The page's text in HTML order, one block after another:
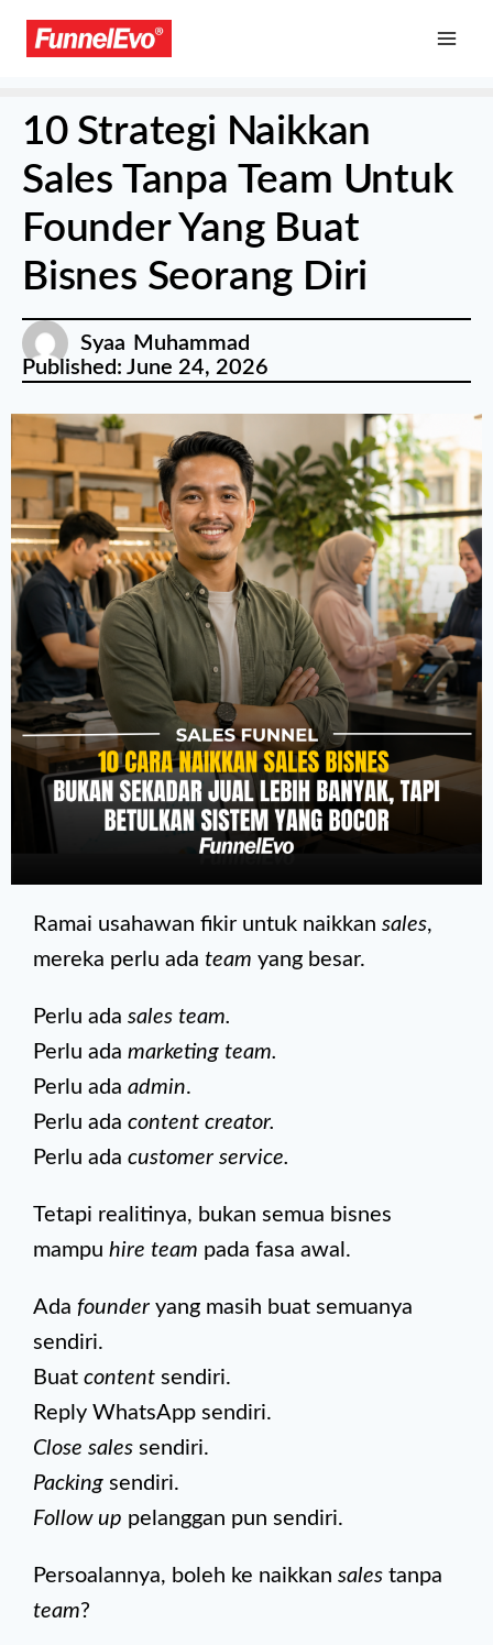
10 Strategi Naikkan
Sales Tanpa Team Untuk
Founder Yang Buat
Bisnes Seorang Diri
Syaa Muhammad
Published: June 24, 2026
Ramai usahawan fikir untuk naikkan sales,
mereka perlu ada team yang besar.
Perlu ada sales team.
Perlu ada marketing team.
Perlu ada admin.
Perlu ada content creator.
Perlu ada customer service.
Tetapi realitinya, bukan semua bisnes
mampu hire team pada fasa awal.
Ada founder yang masih buat semuanya
sendiri.
Buat content sendiri.
Reply WhatsApp sendiri.
Close sales sendiri.
Packing sendiri.
Follow up pelanggan pun sendiri.
Persoalannya, boleh ke naikkan sales tanpa
team?